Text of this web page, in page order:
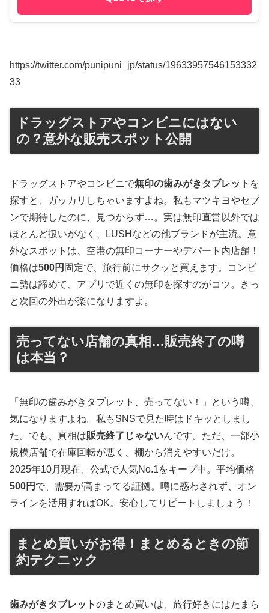
https://twitter.com/punipuni_jp/status/19633957546153332
33
ドラッグストアやコンビニにはない
の？意外な販売スポット公開
ドラッグストアやコンビニで無印の歯みがきタブレット を
探すと、ガッカリしちゃいますよね。私もマツキヨやセブ
ンで期待したのに、見つからず…。実は無印直営以外では
ほとんど扱いがなく、LUSHなどの他ブランドが主流。意
外なスポットは、空港の無印コーナーやデパート内店舗！
価格は500円 固定で、旅行前にサクッと買えます。コンビ
ニ勢は諦めて、アプリで近くの無印を探すのがコツ。きっ
と次回の外出が楽になりますよ。
売ってない店舗の真相…販売終了の噂
は本当？
「無印の歯みがきタブレット、売ってない！」という噂、
気になりますよね。私もSNSで見た時はドキッとしまし
た。でも、真相は販売終了じゃないんです。ただ、一部小
規模店舗で在庫回転が悪く、棚から消えやすいだけ。
2025年10月現在、公式で人気No.1をキープ中。平均価格
500円 で、需要が高まってる証拠。噂に惑わされず、オン
ラインを活用すればOK。安心してリピートしましょう！
まとめ買いがお得！まとめるときの節
約テクニック
歯みがきタブレットのまとめ買いは、旅行好きにはたまら